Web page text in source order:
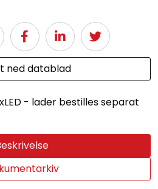
ned datablad
- lader bestilles separat